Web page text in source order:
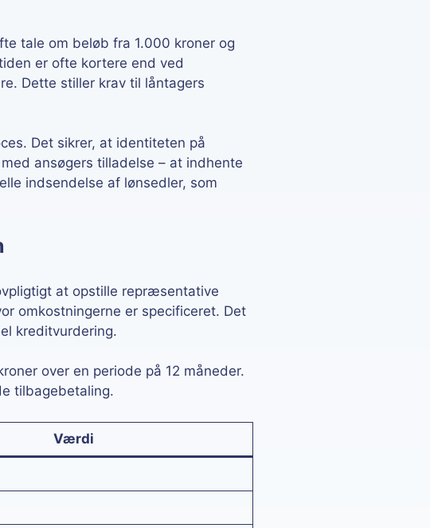
tale om beløb fra 1.000 kroner og
er ofte kortere end ved
Dette stiller krav til låntagers
Det sikrer, at identiteten på
ansøgers tilladelse – at indhente
indsendelse af lønsedler, som
at opstille repræsentative
omkostningerne er specificeret. Det
kreditvurdering.
over en periode på 12 måneder.
tilbagebetaling.
Værdi